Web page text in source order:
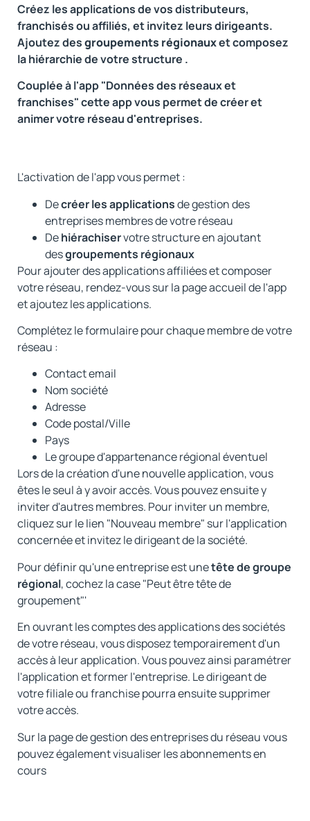
Créez les applications de vos distributeurs,
franchisés ou affiliés, et invitez leurs dirigeants.
Ajoutez desgroupements régionauxet composez
la hiérarchie de votre structure .
Couplée à l'app "Données des réseaux et
franchises" cette app vous permet de créer et
animer votre réseau d'entreprises.
L'activation de l'app vous permet :
Decréer les applicationsde gestion des
entreprises membres de votre réseau
Dehiérachiservotre structure en ajoutant
desgroupements régionaux
Pour ajouter des applications affiliées et composer
votre réseau, rendez-vous sur la page accueil de l'app
et ajoutez les applications.
Complétez le formulaire pour chaque membre de votre
réseau :
Contact email
Nom société
Adresse
Code postal/Ville
Pays
Le groupe d'appartenance régional éventuel
Lors de la création d'une nouvelle application, vous
êtes le seul à y avoir accès. Vous pouvez ensuite y
inviter d'autres membres. Pour inviter un membre,
cliquez sur le lien "Nouveau membre" sur l'application
concernée et invitez le dirigeant de la société.
Pour définir qu'une entreprise est unetête de groupe
régional, cochez la case "Peut être tête de
groupement"'
En ouvrant les comptes des applications des sociétés
de votre réseau, vous disposez temporairement d'un
accès à leur application. Vous pouvez ainsi paramétrer
l'application et former l'entreprise. Le dirigeant de
votre filiale ou franchise pourra ensuite supprimer
votre accès.
Sur la page de gestion des entreprises du réseau vous
pouvez également visualiser les abonnements en
cours